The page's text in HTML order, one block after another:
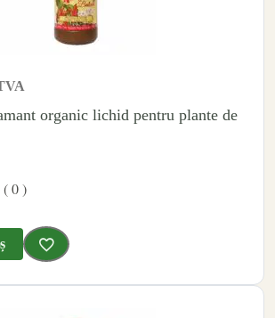
organic lichid pentru plante de
( 0 )